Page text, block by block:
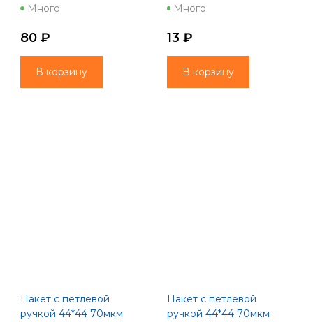
красный
Много
80 ₽
В корзину
Снежное царство НГод
Много
13 ₽
В корзину
Пакет с петлевой
ручкой 44*44 70мкм
Пакет с петлевой
ручкой 44*44 70мкм